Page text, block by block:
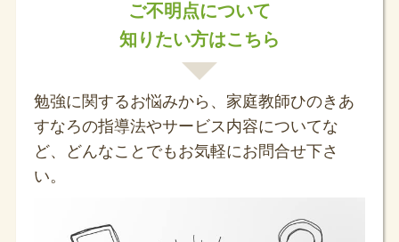
ご不明点について
知りたい方はこちら
勉強に関するお悩みから、家庭教師ひのきあ
すなろの指導法やサービス内容についてな
ど、どんなことでもお気軽にお問合せ下さ
い。